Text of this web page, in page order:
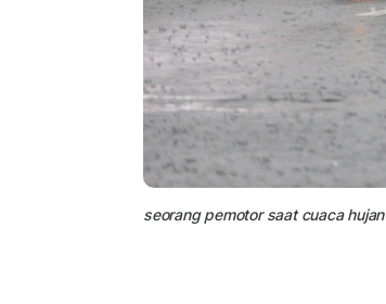
seorang pemotor saat cuaca hujan